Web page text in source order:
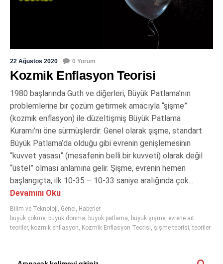
22 Ağustos 2020 0 Yorum
Kozmik Enflasyon Teorisi
1980 başlarında Guth ve diğerleri, Büyük Patlama’nın
problemlerine bir çözüm getirmek amacıyla “şişme”
(kozmik enflasyon) ile düzeltişmiş Büyük Patlama
Kuramı’nı öne sürmüşlerdir. Genel olarak şişme, standart
Büyük Patlama’da olduğu gibi evrenin genişlemesinin
“kuvvet yasası” (mesafenin belli bir kuvveti) olarak değil
“üstel” olması anlamına gelir. Şişme, evrenin hemen
başlangıçta, ilk 10-35 – 10-33 saniye aralığında çok...
Devamını Oku
Bilim ve Teknoloji, Genel , Haberler
büyük çökme, büyük donma, büyük patlama, büyük şişme, evrene ait
teoriler, kozmik enflasyon, Kozmik Enflasyon Teorisi, şişme teorisi,teoriler